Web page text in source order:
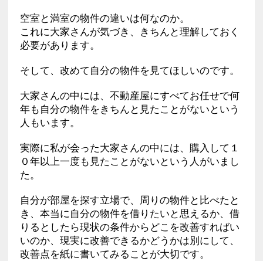
空室と満室の物件の違いは何なのか。
これに大家さんが気づき、きちんと理解しておく
必要があります。
そして、改めて自分の物件を見てほしいのです。
大家さんの中には、不動産屋にすべてお任せで何
年も自分の物件をきちんと見たことがないという
人もいます。
実際に私が会った大家さんの中には、購入して１
０年以上一度も見たことがないという人がいまし
た。
自分が部屋を探す立場で、周りの物件と比べたと
き、本当に自分の物件を借りたいと思えるか、借
りるとしたら現状の条件からどこを改善すればい
いのか、現実に改善できるかどうかは別にして、
改善点を紙に書いてみることが大切です。